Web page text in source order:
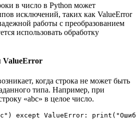
в число в Python может
исключений, таких как ValueError
работы с преобразованием
использовать обработку
ValueError
когда строка не может быть
типа. Например, при
«abc» в целое число.
except ValueError: